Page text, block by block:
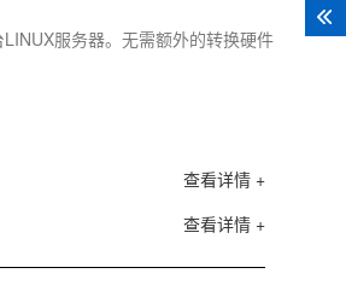
服务器。无需额外的转换硬件
查看详情 +
查看详情 +